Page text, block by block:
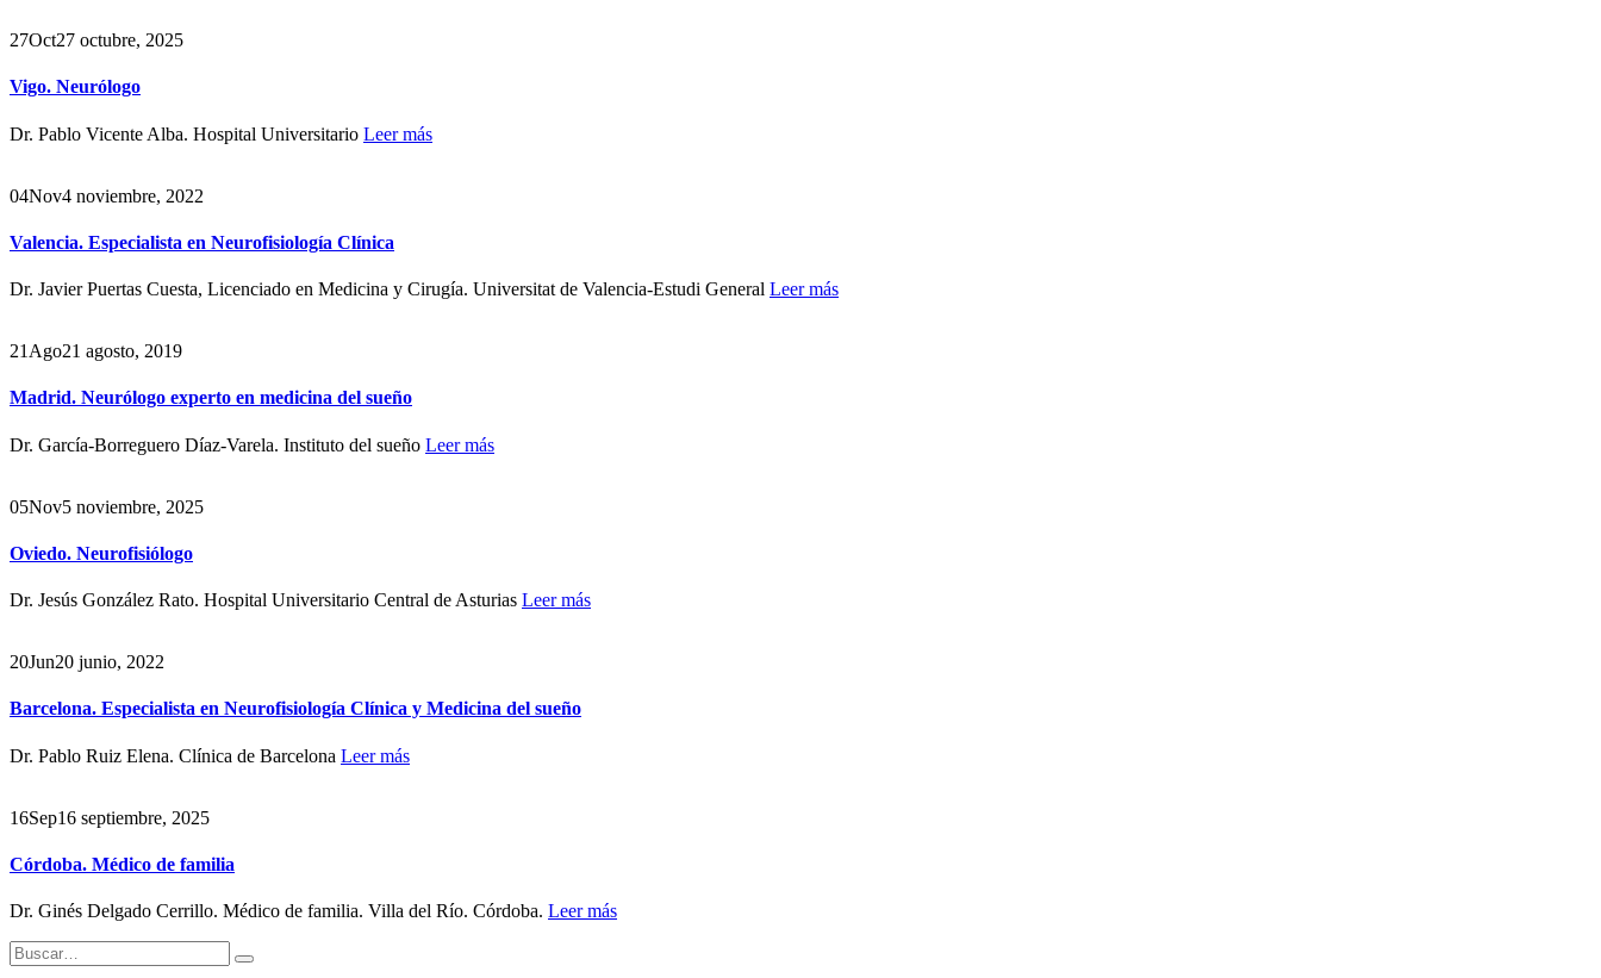
27Oct27 octubre, 2025
Vigo. Neurólogo
Dr. Pablo Vicente Alba. Hospital Universitario Leer más
04Nov4 noviembre, 2022
Valencia. Especialista en Neurofisiología Clínica
Dr. Javier Puertas Cuesta, Licenciado en Medicina y Cirugía. Universitat de Valencia‐Estudi General Leer más
21 Ago21 agosto, 2019
Madrid. Neurólogo experto en medicina del sueño
Dr. García-Borreguero Díaz-Varela. Instituto del sueño Leer más
05Nov5 noviembre, 2025
Oviedo. Neurofisiólogo
Dr. Jesús González Rato. Hospital Universitario Central de Asturias Leer más
20Jun20 junio, 2022
Barcelona. Especialista en Neurofisiología Clínica y Medicina del sueño
Dr. Pablo Ruiz Elena. Clínica de Barcelona Leer más
16Sep16 septiembre, 2025
Córdoba. Médico de familia
Dr. Ginés Delgado Cerrillo. Médico de familia. Villa del Río. Córdoba. Leer más